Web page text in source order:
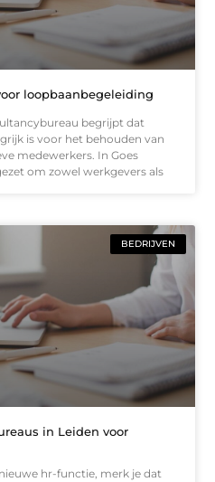
loopbaanbegeleiding
begrijpt dat
is voor het behouden van
medewerkers. In Goes
om zowel werkgevers als
BEDRIJVEN
in Leiden voor
hr-functie, merk je dat